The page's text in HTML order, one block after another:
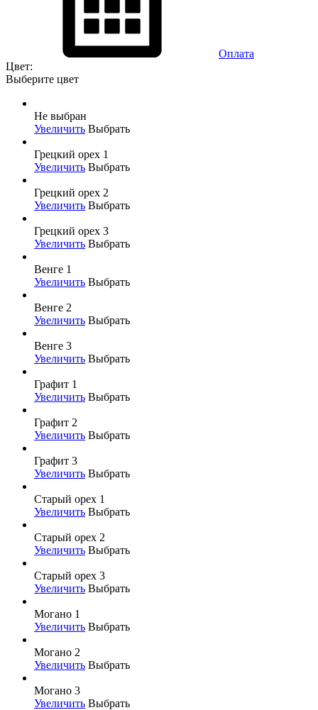
Оплата
Цвет:
Выберите цвет
Не выбран
Увеличить Выбрать
Грецкий орех 1
Увеличить Выбрать
Грецкий орех 2
Увеличить Выбрать
Грецкий орех 3
Увеличить Выбрать
Венге 1
Увеличить Выбрать
Венге 2
Увеличить Выбрать
Венге 3
Увеличить Выбрать
Графит 1
Увеличить Выбрать
Графит 2
Увеличить Выбрать
Графит 3
Увеличить Выбрать
Старый орех 1
Увеличить Выбрать
Старый орех 2
Увеличить Выбрать
Старый орех 3
Увеличить Выбрать
Могано 1
Увеличить Выбрать
Могано 2
Увеличить Выбрать
Могано 3
Увеличить Выбрать